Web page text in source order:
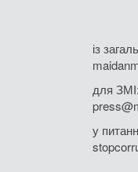
із
для ЗМІ:
у